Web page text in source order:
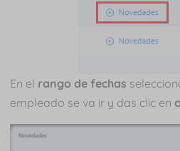
En el rango de fechas
empleado se va ir y das clic en